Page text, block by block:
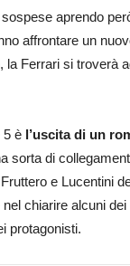
aprendo
affrontare un
Ferrari si troverà
5 è l’uscita di un
sorta di
e Lucentini
chiarire alcuni
protagonisti.